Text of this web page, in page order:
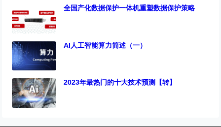
全国产化数据保护一体机重塑数据保护策略
AI人工智能算力简述（一）
2023年最热门的十大技术预测【转】